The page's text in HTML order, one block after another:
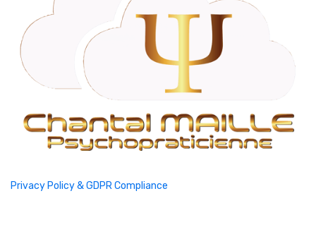
Privacy Policy & GDPR Compliance